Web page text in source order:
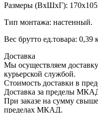
Размеры (ВхШхГ):
Тип монтажа: настенный.
Вес брутто ед.товара: 0,39
Доставка
Мы осуществляем
курьерской службой.
Стоимость доставки в
Доставка за пределы
При заказе на сумму
пределах МКАД.